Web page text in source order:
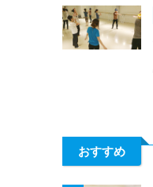
おすすめ